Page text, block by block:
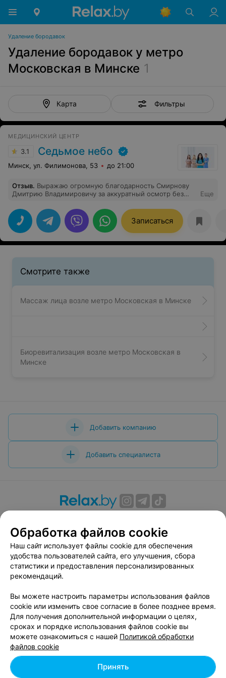
Удаление бородавок
Удаление бородавок у метро
Московская в Минске 1
Карта Фильтры
МЕДИЦИНСКИЙ ЦЕНТР
3.1 Седьмое небо
Минск, ул. Филимонова, 53 до 21:00
Отзыв. Выражаю огромную благодарность Смирнову
Дмитрию Владимировичу за аккуратный осмотр без
квалифицированные рекомендации! Доброта и теплая
атмосфера приема царит на протяжении прихода в
медицинский центр "Седьмое небо" и до самого ухода
из него! Спасибо Вам за то,что Вы есть!
Еще
Записаться
Смотрите также
Массаж лица возле метро Московская в Минске
Биоревитализация возле метро Московская в
Минске
Добавить компанию
Добавить специалиста
Вакансии
Публичный договор
Способы оплаты
Публичный договор по использованию сервиса
«Афиша»
Пользовательское соглашение
Связаться по вопросам сотрудничества
Написать руководителю relax.by
Персональные настройки cookie
Обработка персональных данных
Обработка файлов cookie
Наш сайт использует файлы cookie для обеспечения
удобства пользователей сайта, его улучшения, сбора
статистики и предоставления персонализированных
рекомендаций.
Вы можете настроить параметры использования файлов
cookie или изменить свое согласие в более позднее время.
Для получения дополнительной информации о целях,
сроках и порядке использования файлов cookie вы
можете ознакомиться с нашей Политикой обработки
файлов cookie
Принять